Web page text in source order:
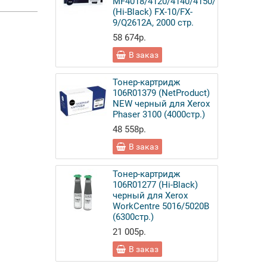
(Hi-Black) FX-10/FX-
9/Q2612A, 2000 стр.
58 674р.
В заказ
Тонер-картридж
106R01379 (NetProduct)
NEW черный для Xerox
Phaser 3100 (4000стр.)
48 558р.
В заказ
Тонер-картридж
106R01277 (Hi-Black)
черный для Xerox
WorkCentre 5016/5020B
(6300стр.)
21 005р.
В заказ